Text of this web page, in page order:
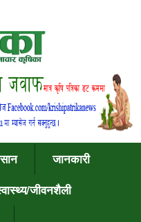
जानकारी
जीवनशैली